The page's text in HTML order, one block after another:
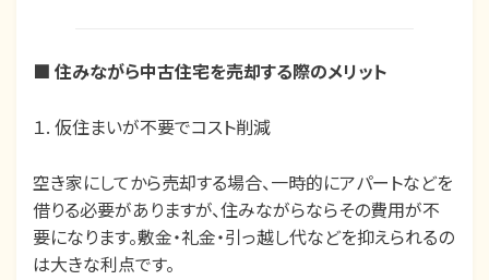
■ 住みながら中古住宅を売却する際のメリット
１. 仮住まいが不要でコスト削減
空き家にしてから売却する場合、一時的にアパートなどを
借りる必要がありますが、住みながらならその費用が不
要になります。敷金・礼金・引っ越し代などを抑えられるの
は大きな利点です。